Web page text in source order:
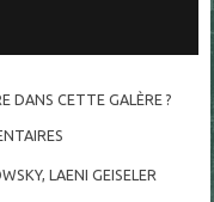
DANS CETTE GALÈRE ?
, LAENI GEISELER